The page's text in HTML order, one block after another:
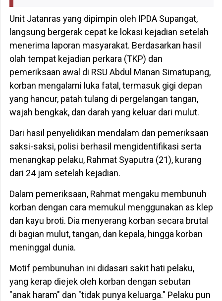
Unit Jatanras yang dipimpin oleh IPDA Supangat,
langsung bergerak cepat ke lokasi kejadian setelah
menerima laporan masyarakat. Berdasarkan hasil
olah tempat kejadian perkara (TKP) dan
pemeriksaan awal di RSU Abdul Manan Simatupang,
korban mengalami luka fatal, termasuk gigi depan
yang hancur, patah tulang di pergelangan tangan,
wajah bengkak, dan darah yang keluar dari mulut.
Dari hasil penyelidikan mendalam dan pemeriksaan
saksi-saksi, polisi berhasil mengidentifikasi serta
menangkap pelaku, Rahmat Syaputra (21), kurang
dari 24 jam setelah kejadian.
Dalam pemeriksaan, Rahmat mengaku membunuh
korban dengan cara memukul menggunakan as klep
dan kayu broti. Dia menyerang korban secara brutal
di bagian mulut, tangan, dan kepala, hingga korban
meninggal dunia.
Motif pembunuhan ini didasari sakit hati pelaku,
yang kerap diejek oleh korban dengan sebutan
"anak haram" dan "tidak punya keluarga." Pelaku pun